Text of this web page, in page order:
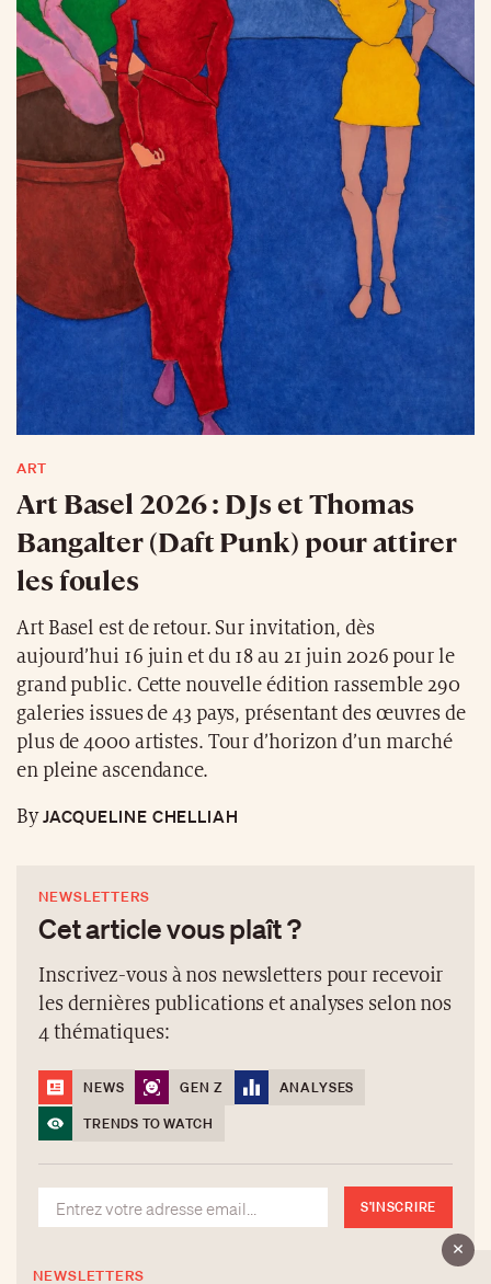
ART
Art Basel 2026 : DJs et Thomas
Bangalter (Daft Punk) pour attirer
les foules
Art Basel est de retour. Sur invitation, dès
aujourd’hui 16 juin et du 18 au 21 juin 2026 pour le
grand public. Cette nouvelle édition rassemble 290
galeries issues de 43 pays, présentant des œuvres de
plus de 4000 artistes. Tour d’horizon d’un marché
en pleine ascendance.
ByJACQUELINE CHELLIAH
NEWSLETTERS
Cet article vous plaît ?
Inscrivez-vous à nos newsletters pour recevoir
les dernières publications et analyses selon nos
4 thématiques:
NEWS GEN Z
ANALYSES
TRENDS TO WATCH
S'INSCRIRE
NEWSLETTERS